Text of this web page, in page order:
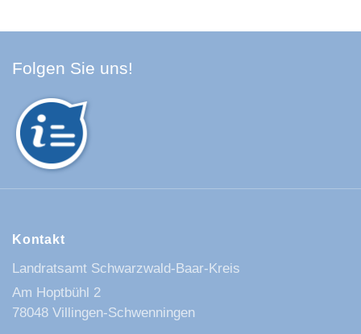
Folgen Sie uns!
Kontakt
Landratsamt Schwarzwald-Baar-Kreis
Am Hoptbühl 2
78048 Villingen-Schwenningen